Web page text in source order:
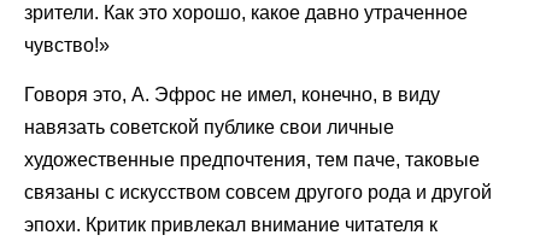
зрители. Как это хорошо, какое давно утраченное
чувство!»
Говоря это, А. Эфрос не имел, конечно, в виду
навязать советской публике свои личные
художественные предпочтения, тем паче, таковые
связаны с искусством совсем другого рода и другой
эпохи. Критик привлекал внимание читателя к